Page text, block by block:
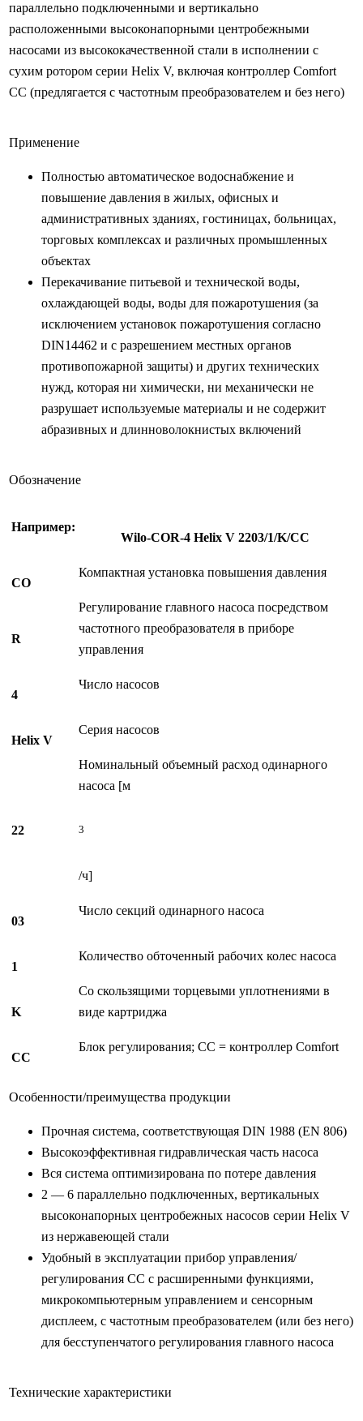
параллельно подключенными и вертикально
расположенными высоконапорными центробежными
насосами из высококачественной стали в исполнении с
сухим ротором серии Helix V, включая контроллер Comfort
CC (предлягается с частотным преобразователем и без него)
Применение
Полностью автоматическое водоснабжение и
повышение давления в жилых, офисных и
административных зданиях, гостиницах, больницах,
торговых комплексах и различных промышленных
объектах
Перекачивание питьевой и технической воды,
охлаждающей воды, воды для пожаротушения (за
исключением установок пожаротушения согласно
DIN14462 и с разрешением местных органов
противопожарной защиты) и других технических
нужд, которая ни химически, ни механически не
разрушает используемые материалы и не содержит
абразивных и длинноволокнистых включений
Обозначение
Например:
Wilo-COR-4 Helix V 2203/1/K/CC
CO
Компактная установка повышения давления
R
Регулирование главного насоса посредством
частотного преобразователя в приборе
управления
4
Число насосов
Helix V
Серия насосов
22
Номинальный объемный расход одинарного
насоса [м
3
/ч]
03
Число секций одинарного насоса
1
Количество обточенный рабочих колес насоса
K
Со скользящими торцевыми уплотнениями в
виде картриджа
CC
Блок регулирования; CC = контроллер Comfort
Особенности/преимущества продукции
Прочная система, соответствующая DIN 1988 (EN 806)
Высокоэффективная гидравлическая часть насоса
Вся система оптимизирована по потере давления
2 — 6 параллельно подключенных, вертикальных
высоконапорных центробежных насосов серии Helix V
из нержавеющей стали
Удобный в эксплуатации прибор управления/
регулирования CC с расширенными функциями,
микрокомпьютерным управлением и сенсорным
дисплеем, с частотным преобразователем (или без него)
для бесступенчатого регулирования главного насоса
Технические характеристики